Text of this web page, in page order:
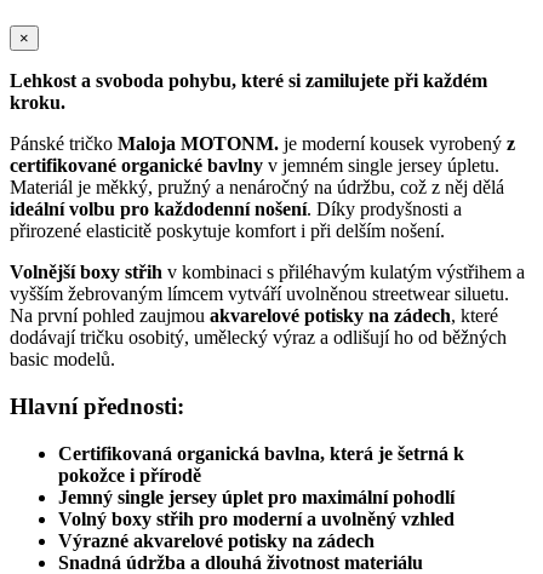
×
Lehkost a svoboda pohybu, které si zamilujete při každém
kroku.
Pánské tričko Maloja MOTONM. je moderní kousek vyrobený z
certifikované organické bavlny v jemném single jersey úpletu.
Materiál je měkký, pružný a nenáročný na údržbu, což z něj dělá
ideální volbu pro každodenní nošení. Díky prodyšnosti a
přirozené elasticitě poskytuje komfort i při delším nošení.
Volnější boxy střih v kombinaci s přiléhavým kulatým výstřihem a
vyšším žebrovaným límcem vytváří uvolněnou streetwear siluetu.
Na první pohled zaujmou akvarelové potisky na zádech, které
dodávají tričku osobitý, umělecký výraz a odlišují ho od běžných
basic modelů.
Hlavní přednosti:
Certifikovaná organická bavlna, která je šetrná k
pokožce i přírodě
Jemný single jersey úplet pro maximální pohodlí
Volný boxy střih pro moderní a uvolněný vzhled
Výrazné akvarelové potisky na zádech
Snadná údržba a dlouhá životnost materiálu